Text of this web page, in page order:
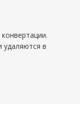
удаляются в